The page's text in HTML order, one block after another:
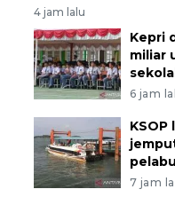
4 jam lalu
Kepri
miliar
6 jam
7 jam